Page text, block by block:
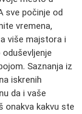
sve počinje od
vremena,
više majstora i
Saznanja iz
iskrenih
da i vaše
onakva kakvu ste